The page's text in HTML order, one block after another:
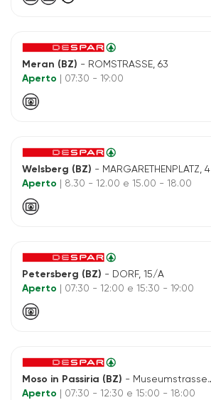
Meran (BZ) - ROMSTRASSE, 63
Aperto
| 07:30 - 19:00
Welsberg (BZ) - MARGARETHENPLATZ, 4
Aperto
| 8.30 - 12.00 e 15.00 - 18.00
Petersberg (BZ) - DORF, 15/A
Aperto
| 07:30 - 12:00 e 15:30 - 19:00
Moso in Passiria (BZ) - Museumstrasse Nr.8
Aperto
| 07:30 - 12:30 e 15:00 - 18:00